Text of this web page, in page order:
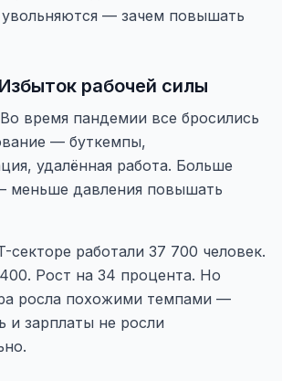
— зачем повышать
рабочей силы
время пандемии все бросились
— буткемпы,
удалённая работа. Больше
меньше давления повышать
секторе работали 37 700 человек.
Рост на 34 процента. Но
росла похожими темпами —
и зарплаты не росли